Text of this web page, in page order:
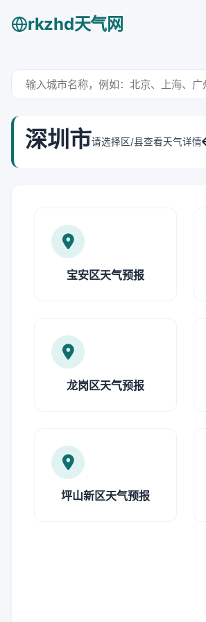
rkzhd天气网
深圳市请选择区/县查看天气详情
宝安区天气预报
龙岗区天气预报
坪山新区天气预报